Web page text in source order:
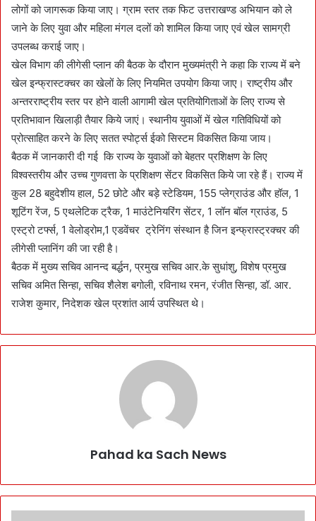
लोगों को जागरूक किया जाए। ग्राम स्तर तक फिट उत्तराखण्ड अभियान को ले
जाने के लिए युवा और महिला मंगल दलों को शामिल किया जाए एवं खेल सामग्री
उपलब्ध कराई जाए।
खेल विभाग की लीगेसी प्लान की बैठक के दौरान मुख्यमंत्री ने कहा कि राज्य में बने
खेल इन्फ्रास्टक्चर का खेलों के लिए नियमित उपयोग किया जाए। राष्ट्रीय और
अन्तरराष्ट्रीय स्तर पर होने वाली आगामी खेल प्रतियोगिताओं के लिए राज्य से
प्रतिभावान खिलाड़ी तैयार किये जाएं। स्थानीय युवाओं में खेल गतिविधियों को
प्रोत्साहित करने के लिए सतत स्पोर्ट्स ईको सिस्टम विकसित किया जाय।
बैठक में जानकारी दी गई कि राज्य के युवाओं को बेहतर प्रशिक्षण के लिए
विश्वस्तरीय और उच्च गुणवत्ता के प्रशिक्षण सेंटर विकसित किये जा रहे हैं। राज्य में
कुल 28 बहुदेशीय हाल, 52 छोटे और बड़े स्टेडियम, 155 प्लेग्राउंड और हॉल, 1
शूटिंग रेंज, 5 एथलेटिक ट्रैक, 1 माउंटेनियरिंग सेंटर, 1 लॉन बॉल ग्राउंड, 5
एस्ट्रो टर्फ्स, 1 वेलोड्रोम,1 एडवेंचर ट्रेनिंग संस्थान है जिन इन्फ्रास्ट्रक्चर की
लीगेसी प्लानिंग की जा रही है।
बैठक में मुख्य सचिव आनन्द बर्द्धन, प्रमुख सचिव आर.के सुधांशु, विशेष प्रमुख
सचिव अमित सिन्हा, सचिव शैलेश बगोली, रविनाथ रमन, रंजीत सिन्हा, डॉ. आर.
राजेश कुमार, निदेशक खेल प्रशांत आर्य उपस्थित थे।
Pahad ka Sach News